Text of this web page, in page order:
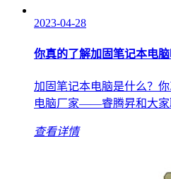
2023-04-28
你真的了解加固笔记本电脑
加固笔记本电脑是什么？
电脑厂家——睿腾昇和大家
查看详情